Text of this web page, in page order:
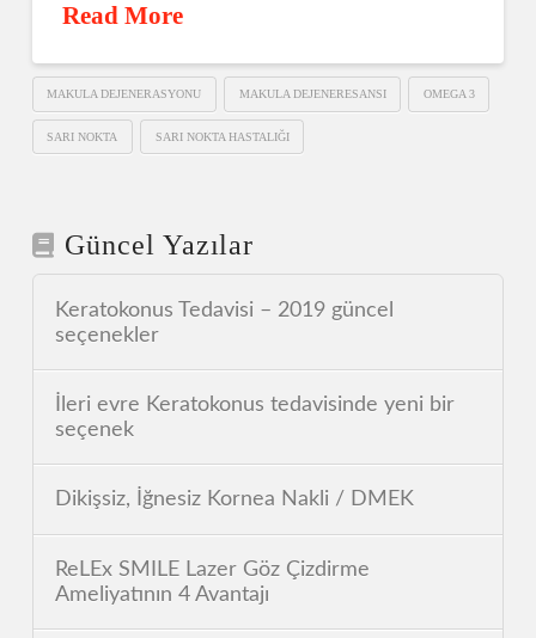
Read More
MAKULA DEJENERASYONU MAKULA DEJENERESANSI OMEGA 3
SARI NOKTA SARI NOKTA HASTALIĞI
Güncel Yazılar
Keratokonus Tedavisi – 2019 güncel
seçenekler
İleri evre Keratokonus tedavisinde yeni bir
seçenek
Dikişsiz, İğnesiz Kornea Nakli / DMEK
ReLEx SMILE Lazer Göz Çizdirme
Ameliyatının 4 Avantajı